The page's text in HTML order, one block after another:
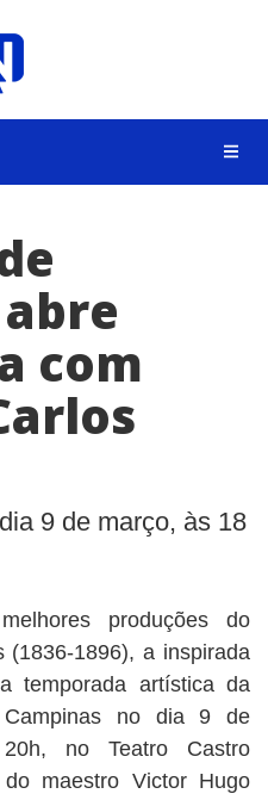
com
9 de março, às 18
produções do
(1836-1896), a inspirada
temporada artística da
Campinas no dia 9 de
no Teatro Castro
maestro Victor Hugo